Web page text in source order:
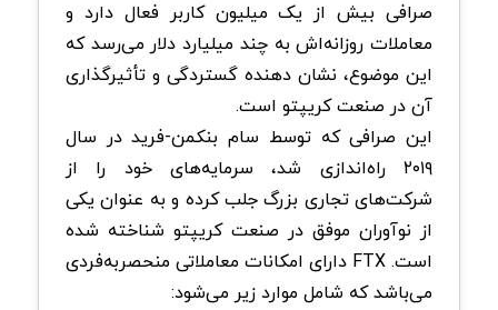
صرافی بیش از یک میلیون کاربر فعال دارد و
معاملات روزانه‌اش به چند میلیارد دلار می‌رسد که
این موضوع، نشان ‌دهنده گستردگی و تأثیرگذاری
آن در صنعت کریپتو است.
این صرافی که توسط سام بنکمن-فرید در سال
۲۰۱۹ راه‌اندازی شد، سرمایه‌های خود را از
شرکت‌های تجاری بزرگ جلب کرده و به عنوان یکی
از نوآوران موفق در صنعت کریپتو شناخته شده
است. FTX دارای امکانات معاملاتی منحصربه‌فردی
می‌باشد که شامل موارد زیر می‌شود: